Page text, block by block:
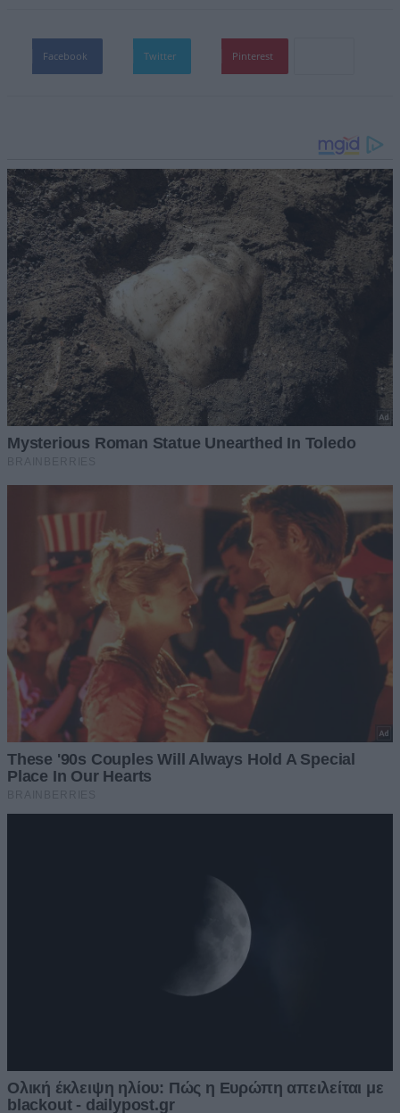
Facebook Twitter Pinterest